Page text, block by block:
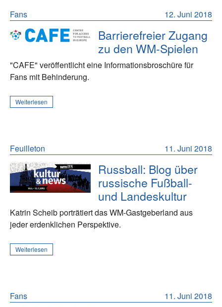
12. Juni 2018
Fans
Barrierefreier Zugang
zu den WM-Spielen
"CAFE" veröffentlicht eine Informationsbroschüre für
Fans mit Behinderung.
Weiterlesen
11. Juni 2018
Feuilleton
Russball: Blog über
russische Fußball-
und Landeskultur
Katrin Scheib porträtiert das WM-Gastgeberland aus
jeder erdenklichen Perspektive.
Weiterlesen
11. Juni 2018
Fans